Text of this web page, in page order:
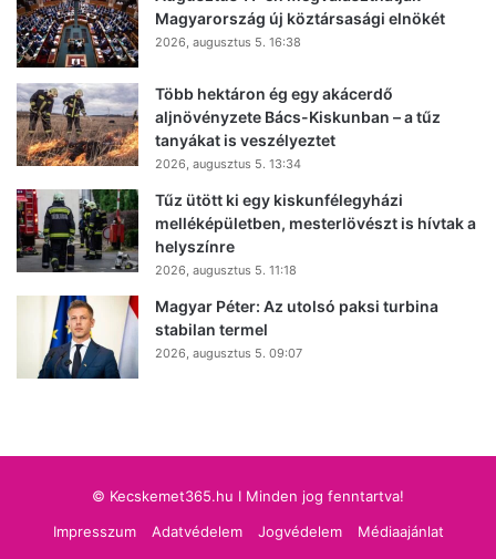
Magyarország új köztársasági elnökét
2026, augusztus 5. 16:38
Több hektáron ég egy akácerdő
aljnövényzete Bács-Kiskunban – a tűz
tanyákat is veszélyeztet
2026, augusztus 5. 13:34
Tűz ütött ki egy kiskunfélegyházi
melléképületben, mesterlövészt is hívtak a
helyszínre
2026, augusztus 5. 11:18
Magyar Péter: Az utolsó paksi turbina
stabilan termel
2026, augusztus 5. 09:07
© Kecskemet365.hu I Minden jog fenntartva!
Impresszum
Adatvédelem Jogvédelem Médiaajánlat